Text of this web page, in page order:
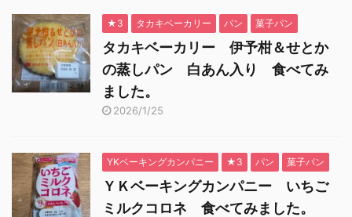
★3 タカキベーカリー パン 菓子パン
タカキベーカリー 伊予柑＆せとか
の蒸しパン 白あん入り 食べてみ
ました。
2026/1/25
YKベーキングカンパニー ★3 パン 菓子パン
ＹＫベーキングカンパニー いちご
ミルクコロネ 食べてみました。